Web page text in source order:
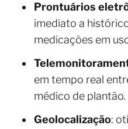
Prontuários
imediato a
medicações em
em tempo real
médico de plantão.
Geolocalização: